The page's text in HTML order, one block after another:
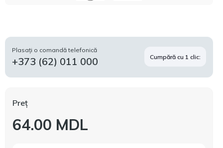
Plasați o comandă telefonică
+373 (62) 011 000 Cumpără cu 1 clic:
Preț
64.00 MDL